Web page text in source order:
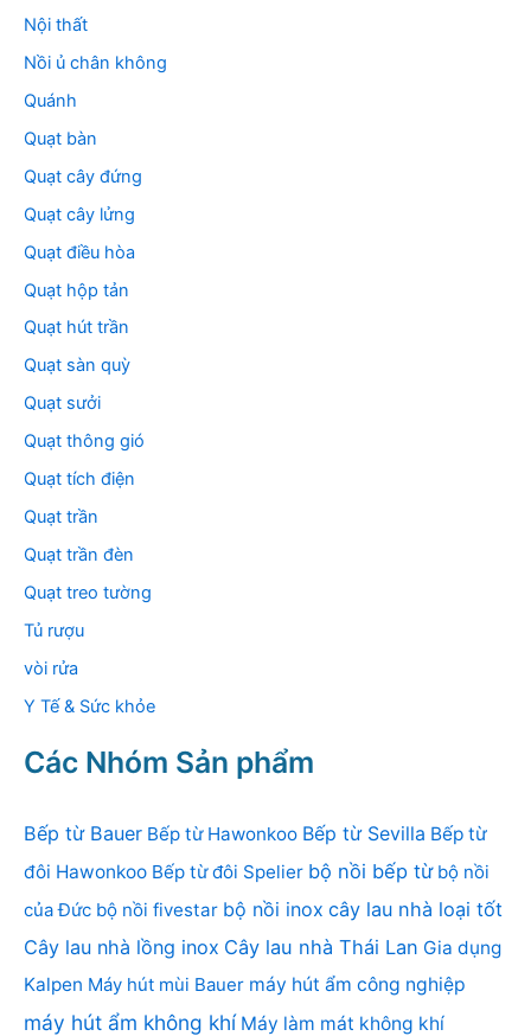
Nội thất
Nồi ủ chân không
Quánh
Quạt bàn
Quạt cây đứng
Quạt cây lửng
Quạt điều hòa
Quạt hộp tản
Quạt hút trần
Quạt sàn quỳ
Quạt sưởi
Quạt thông gió
Quạt tích điện
Quạt trần
Quạt trần đèn
Quạt treo tường
Tủ rượu
vòi rửa
Y Tế & Sức khỏe
Các Nhóm Sản phẩm
Bếp từ Bauer Bếp từ Hawonkoo Bếp từ Sevilla Bếp từ
đôi Hawonkoo Bếp từ đôi Spelier bộ nồi bếp từ bộ nồi
của Đức bộ nồi fivestar bộ nồi inox cây lau nhà loại tốt
Cây lau nhà lồng inox Cây lau nhà Thái Lan Gia dụng
Kalpen Máy hút mùi Bauer máy hút ẩm công nghiệp
máy hút ẩm không khí Máy làm mát không khí